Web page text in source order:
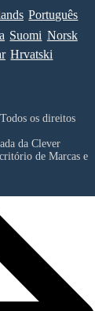
Português
Suomi Norsk
Hrvatski
os direitos
da Clever
de Marcas e